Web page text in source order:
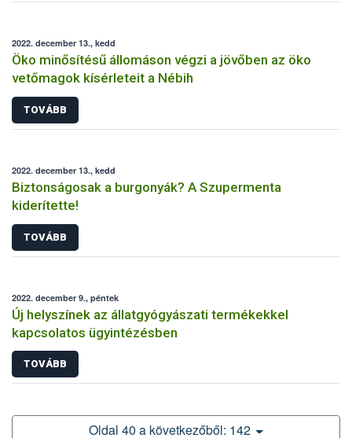
2022. december 13., kedd
Öko minősítésű állomáson végzi a jövőben az öko
vetőmagok kísérleteit a Nébih
TOVÁBB
2022. december 13., kedd
Biztonságosak a burgonyák? A Szupermenta
kiderítette!
TOVÁBB
2022. december 9., péntek
Új helyszínek az állatgyógyászati termékekkel
kapcsolatos ügyintézésben
TOVÁBB
Oldal 40 a következőből: 142